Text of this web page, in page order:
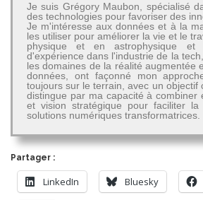
Je suis Grégory Maubon, spécialisé
des technologies pour favoriser des
Je m'intéresse aux données et à la
les utiliser pour améliorer la vie et le
physique et en astrophysique
d'expérience dans l'industrie de la
les domaines de la réalité augmentée
données, ont façonné mon
toujours sur le terrain, avec un objectif
distingue par ma capacité à combiner
et vision stratégique pour faciliter la
solutions numériques transformatrices.
Partager :
LinkedIn Bluesky